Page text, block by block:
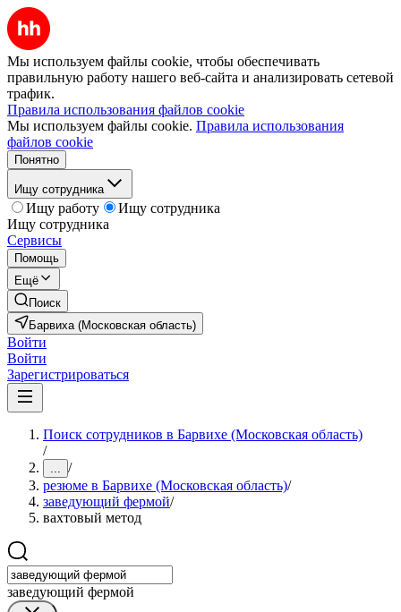
Мы используем файлы cookie, чтобы обеспечивать
правильную работу нашего веб-сайта и анализировать сетевой
трафик.
Правила использования файлов cookie
Мы используем файлы cookie. Правила использования
файлов cookie
Понятно
Ищу сотрудника
Ищу работу
Ищу сотрудника
Ищу сотрудника
Сервисы
Помощь
Ещё
Поиск
Барвиха (Московская область)
Войти
Войти
Зарегистрироваться
Поиск сотрудников в Барвихе (Московская область)
/
... /
резюме в Барвихе (Московская область)/
заведующий фермой/
вахтовый метод
заведующий фермой